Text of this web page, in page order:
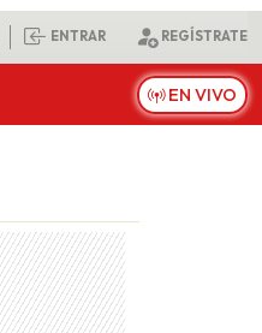
ENTRAR REGÍSTRATE
EN VIVO